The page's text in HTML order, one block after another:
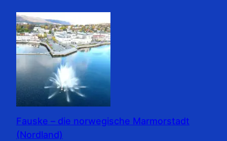
Fauske – die norwegische Marmorstadt
(Nordland)